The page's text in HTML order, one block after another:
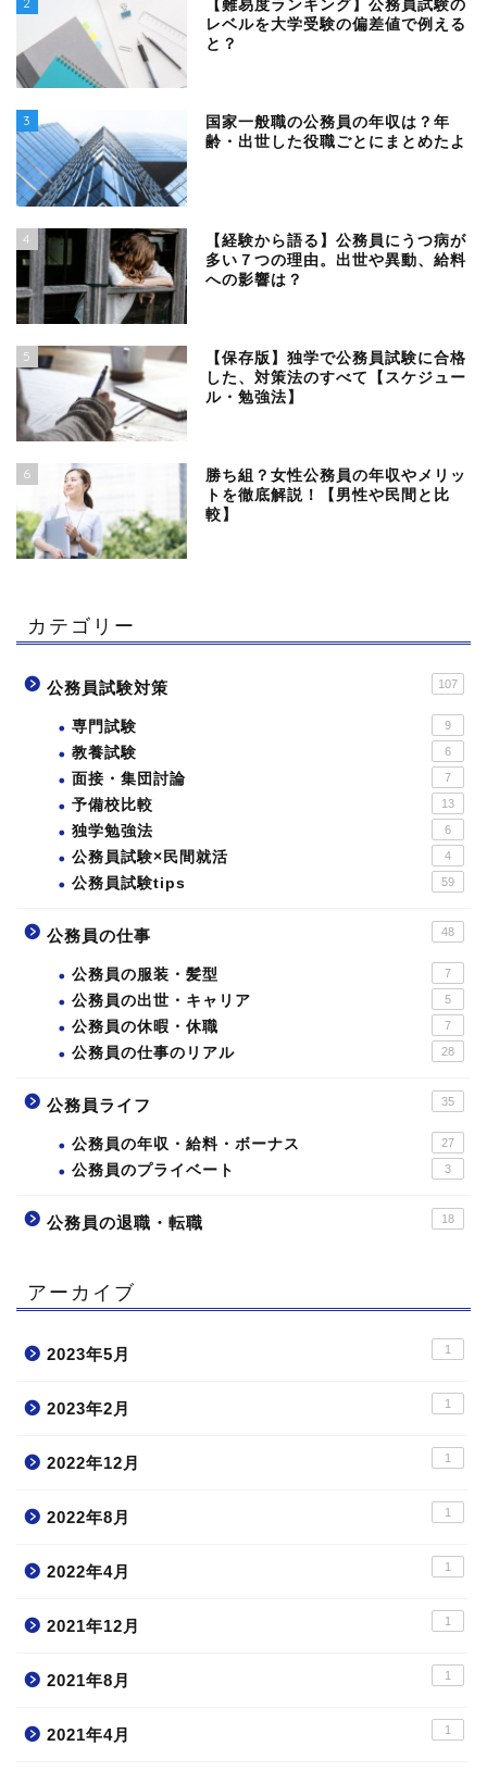
【難易度ランキング】公務員試験の
レベルを大学受験の偏差値で例える
と？
3
国家一般職の公務員の年収は？年
齢・出世した役職ごとにまとめたよ
4
【経験から語る】公務員にうつ病が
多い７つの理由。出世や異動、給料
への影響は？
5
【保存版】独学で公務員試験に合格
した、対策法のすべて【スケジュー
ル・勉強法】
6
勝ち組？女性公務員の年収やメリッ
トを徹底解説！【男性や民間と比
較】
カテゴリー
公務員試験対策 107
専門試験 9
教養試験 6
面接・集団討論 7
予備校比較 13
独学勉強法 6
公務員試験×民間就活 4
公務員試験tips 59
公務員の仕事 48
公務員の服装・髪型 7
公務員の出世・キャリア 5
公務員の休暇・休職 7
公務員の仕事のリアル 28
公務員ライフ 35
公務員の年収・給料・ボーナス 27
公務員のプライベート 3
公務員の退職・転職 18
アーカイブ
2023年5月 1
2023年2月 1
2022年12月 1
2022年8月 1
2022年4月 1
2021年12月 1
2021年8月 1
2021年4月 1